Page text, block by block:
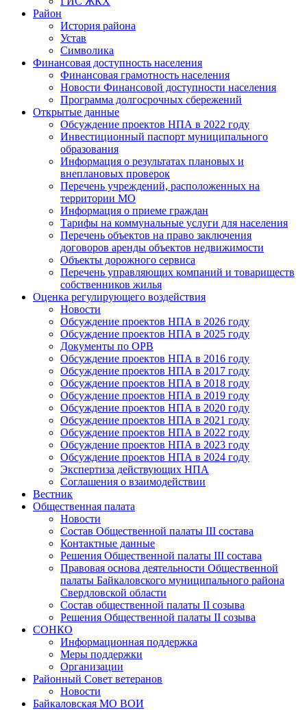
Район
История района
Устав
Символика
Финансовая доступность населения
Финансовая грамотность населения
Новости Финансовой доступности населения
Программа долгосрочных сбережений
Открытые данные
Обсуждение проектов НПА в 2022 году
Инвестиционный паспорт муниципального
образования
Информация о результатах плановых и
внеплановых проверок
Перечень учреждений, расположенных на
территории МО
Информация о приеме граждан
Тарифы на коммунальные услуги для населения
Перечень объектов на право заключения
договоров аренды объектов недвижимости
Объекты дорожного сервиса
Перечень управляющих компаний и товариществ
собственников жилья
Оценка регулирующего воздействия
Новости
Обсуждение проектов НПА в 2026 году
Обсуждение проектов НПА в 2025 году
Документы по ОРВ
Обсуждение проектов НПА в 2016 году
Обсуждение проектов НПА в 2017 году
Обсуждение проектов НПА в 2018 году
Обсуждение проектов НПА в 2019 году
Обсуждение проектов НПА в 2020 году
Обсуждение проектов НПА в 2021 году
Обсуждение проектов НПА в 2022 году
Обсуждение проектов НПА в 2023 году
Обсуждение проектов НПА в 2024 году
Экспертиза действующих НПА
Соглашения о взаимодействии
Вестник
Общественная палата
Новости
Состав Общественной палаты III состава
Контактные данные
Решения Общественной палаты III состава
Правовая основа деятельности Общественной
палаты Байкаловского муниципального района
Свердловской области
Состав общественной палаты II созыва
Решения Общественной палаты II созыва
СОНКО
Информационная поддержка
Меры поддержки
Организации
Районный Совет ветеранов
Новости
Байкаловская МО ВОИ